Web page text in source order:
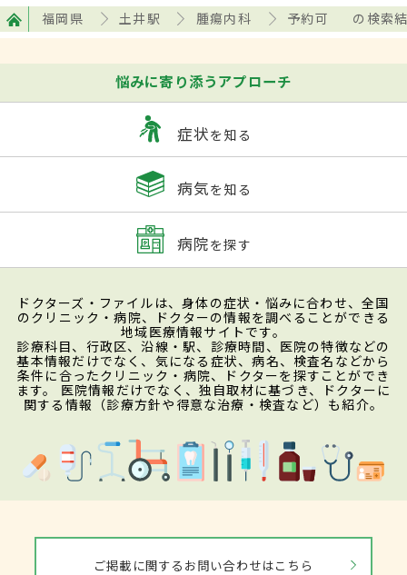
福岡県 土井駅 腫瘍内科 予約可 の検索
悩みに寄り添うアプローチ
症状を知る
病気を知る
病院を探す
ドクターズ・ファイルは、身体の症状・悩みに合わせ、全国
のクリニック・病院、ドクターの情報を調べることができる
地域医療情報サイトです。
診療科目、行政区、沿線・駅、診療時間、医院の特徴などの
基本情報だけでなく、気になる症状、病名、検査名などから
条件に合ったクリニック・病院、ドクターを探すことができ
ます。 医院情報だけでなく、独自取材に基づき、ドクターに
関する情報（診療方針や得意な治療・検査など）も紹介。
ご掲載に関するお問い合わせはこちら